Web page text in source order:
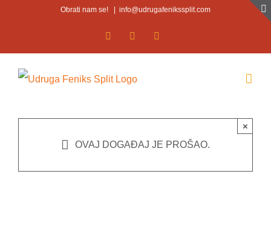
content
Obrati nam se! info@udrugafenikssplit.com
FacebookFacebook
OVAJ DOGAĐAJ JE PROŠAO.
×